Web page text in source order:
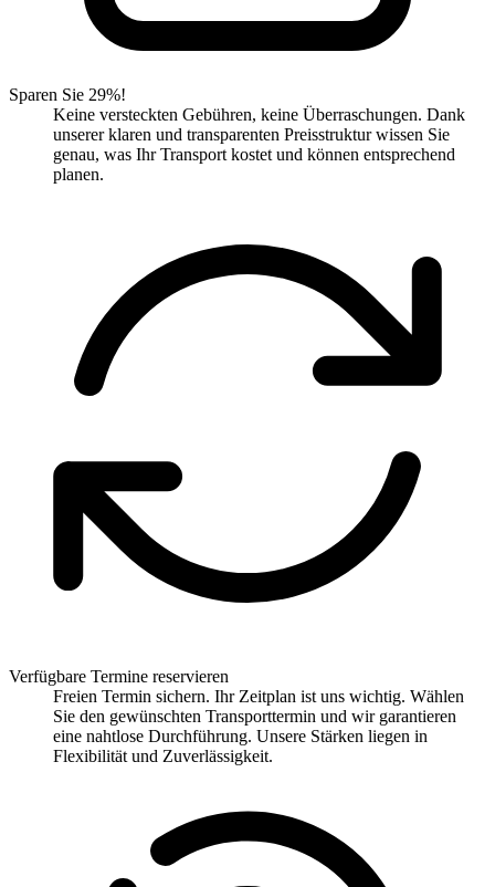
Sparen Sie 29%!
Keine versteckten Gebühren, keine Überraschungen. Dank
unserer klaren und transparenten Preisstruktur wissen Sie
genau, was Ihr Transport kostet und können entsprechend
planen.
Verfügbare Termine reservieren
Freien Termin sichern. Ihr Zeitplan ist uns wichtig. Wählen
Sie den gewünschten Transporttermin und wir garantieren
eine nahtlose Durchführung. Unsere Stärken liegen in
Flexibilität und Zuverlässigkeit.